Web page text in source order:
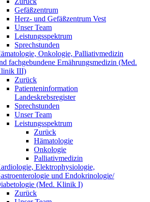
Gefäßzentrum
Herz- und Gefäßzentrum Vest
Unser Team
Leistungsspektrum
Sprechstunden
Onkologie, Palliativmedizin
fachgebundene Ernährungsmedizin (Med.
III)
Zurück
Patienteninformation
Landeskrebsregister
Sprechstunden
Unser Team
Leistungsspektrum
Zurück
Hämatologie
Onkologie
Palliativmedizin
Elektrophysiologie,
und Endokrinologie/
(Med. Klinik I)
Zurück